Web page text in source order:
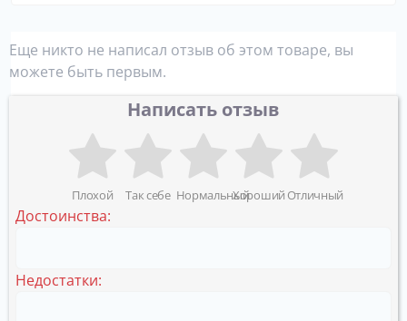
Еще никто не написал отзыв об этом товаре, вы
можете быть первым.
Написать отзыв
Плохой Так себе НормальныйХороший Отличный
Достоинства:
Недостатки: